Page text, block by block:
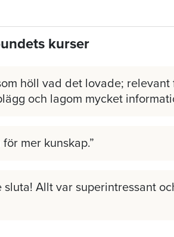
kurser
höll vad det lovade; relevant
och lagom mycket
mer kunskap.
Allt var superintressant